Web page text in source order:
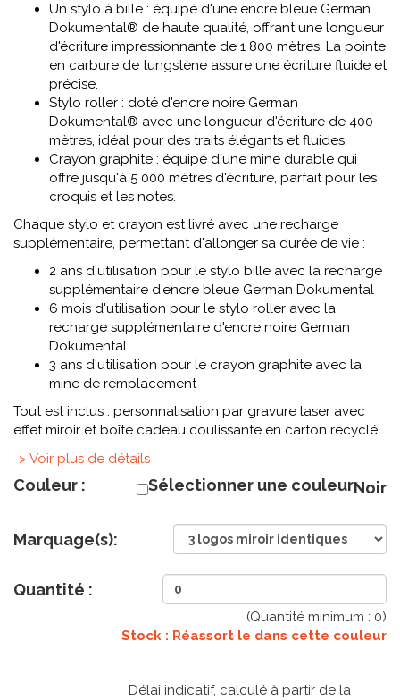
Un stylo à bille : équipé d'une encre bleue German
Dokumental® de haute qualité, offrant une longueur
d'écriture impressionnante de 1 800 mètres. La pointe
en carbure de tungstène assure une écriture fluide et
précise.
Stylo roller : doté d'encre noire German
Dokumental® avec une longueur d'écriture de 400
mètres, idéal pour des traits élégants et fluides.
Crayon graphite : équipé d'une mine durable qui
offre jusqu'à 5 000 mètres d'écriture, parfait pour les
croquis et les notes.
Chaque stylo et crayon est livré avec une recharge
supplémentaire, permettant d'allonger sa durée de vie :
2 ans d'utilisation pour le stylo bille avec la recharge
supplémentaire d'encre bleue German Dokumental
6 mois d'utilisation pour le stylo roller avec la
recharge supplémentaire d'encre noire German
Dokumental
3 ans d'utilisation pour le crayon graphite avec la
mine de remplacement
Tout est inclus : personnalisation par gravure laser avec
effet miroir et boîte cadeau coulissante en carton recyclé.
> Voir plus de détails
Couleur : Sélectionner une couleurNoir
Marquage(s):
Quantité :
(Quantité minimum : 0)
Stock : Réassort le dans cette couleur
Délai indicatif, calculé à partir de la